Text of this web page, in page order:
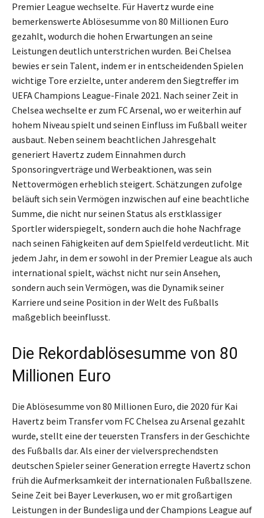
Premier League wechselte. Für Havertz wurde eine
bemerkenswerte Ablösesumme von 80 Millionen Euro
gezahlt, wodurch die hohen Erwartungen an seine
Leistungen deutlich unterstrichen wurden. Bei Chelsea
bewies er sein Talent, indem er in entscheidenden Spielen
wichtige Tore erzielte, unter anderem den Siegtreffer im
UEFA Champions League-Finale 2021. Nach seiner Zeit in
Chelsea wechselte er zum FC Arsenal, wo er weiterhin auf
hohem Niveau spielt und seinen Einfluss im Fußball weiter
ausbaut. Neben seinem beachtlichen Jahresgehalt
generiert Havertz zudem Einnahmen durch
Sponsoringverträge und Werbeaktionen, was sein
Nettovermögen erheblich steigert. Schätzungen zufolge
beläuft sich sein Vermögen inzwischen auf eine beachtliche
Summe, die nicht nur seinen Status als erstklassiger
Sportler widerspiegelt, sondern auch die hohe Nachfrage
nach seinen Fähigkeiten auf dem Spielfeld verdeutlicht. Mit
jedem Jahr, in dem er sowohl in der Premier League als auch
international spielt, wächst nicht nur sein Ansehen,
sondern auch sein Vermögen, was die Dynamik seiner
Karriere und seine Position in der Welt des Fußballs
maßgeblich beeinflusst.
Die Rekordablösesumme von 80
Millionen Euro
Die Ablösesumme von 80 Millionen Euro, die 2020 für Kai
Havertz beim Transfer vom FC Chelsea zu Arsenal gezahlt
wurde, stellt eine der teuersten Transfers in der Geschichte
des Fußballs dar. Als einer der vielversprechendsten
deutschen Spieler seiner Generation erregte Havertz schon
früh die Aufmerksamkeit der internationalen Fußballszene.
Seine Zeit bei Bayer Leverkusen, wo er mit großartigen
Leistungen in der Bundesliga und der Champions League auf